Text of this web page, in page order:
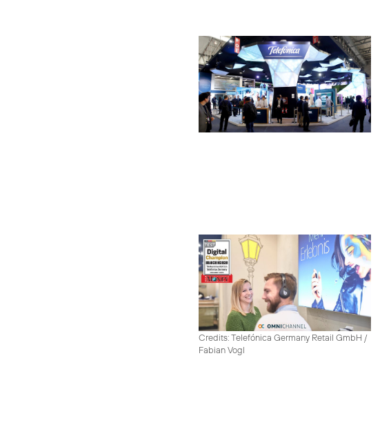
Credits: Telefónica Germany Retail GmbH /
Fabian Vogl